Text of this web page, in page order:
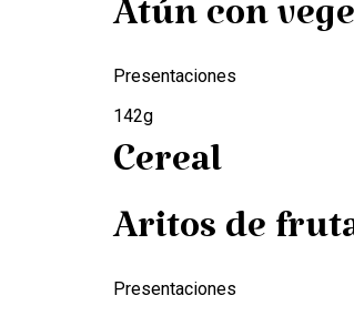
Atún con
Presentaciones
142g
Cereal
Aritos de
Presentaciones